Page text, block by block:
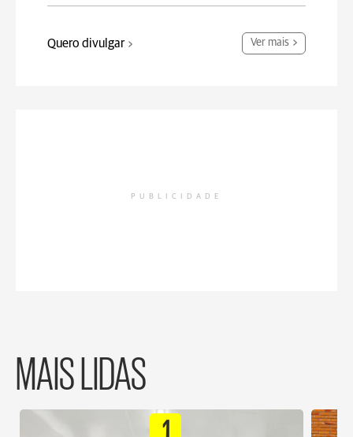
Quero divulgar Ver mais
PUBLICIDADE
MAIS LIDAS